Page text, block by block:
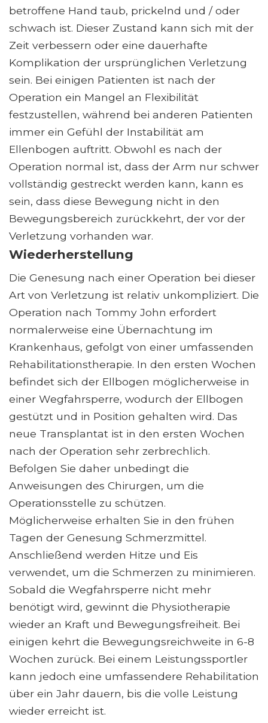
betroffene Hand taub, prickelnd und / oder
schwach ist. Dieser Zustand kann sich mit der
Zeit verbessern oder eine dauerhafte
Komplikation der ursprünglichen Verletzung
sein. Bei einigen Patienten ist nach der
Operation ein Mangel an Flexibilität
festzustellen, während bei anderen Patienten
immer ein Gefühl der Instabilität am
Ellenbogen auftritt. Obwohl es nach der
Operation normal ist, dass der Arm nur schwer
vollständig gestreckt werden kann, kann es
sein, dass diese Bewegung nicht in den
Bewegungsbereich zurückkehrt, der vor der
Verletzung vorhanden war.
Wiederherstellung
Die Genesung nach einer Operation bei dieser
Art von Verletzung ist relativ unkompliziert. Die
Operation nach Tommy John erfordert
normalerweise eine Übernachtung im
Krankenhaus, gefolgt von einer umfassenden
Rehabilitationstherapie. In den ersten Wochen
befindet sich der Ellbogen möglicherweise in
einer Wegfahrsperre, wodurch der Ellbogen
gestützt und in Position gehalten wird. Das
neue Transplantat ist in den ersten Wochen
nach der Operation sehr zerbrechlich.
Befolgen Sie daher unbedingt die
Anweisungen des Chirurgen, um die
Operationsstelle zu schützen.
Möglicherweise erhalten Sie in den frühen
Tagen der Genesung Schmerzmittel.
Anschließend werden Hitze und Eis
verwendet, um die Schmerzen zu minimieren.
Sobald die Wegfahrsperre nicht mehr
benötigt wird, gewinnt die Physiotherapie
wieder an Kraft und Bewegungsfreiheit. Bei
einigen kehrt die Bewegungsreichweite in 6-8
Wochen zurück. Bei einem Leistungssportler
kann jedoch eine umfassendere Rehabilitation
über ein Jahr dauern, bis die volle Leistung
wieder erreicht ist.